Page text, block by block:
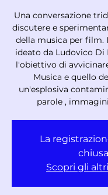
Una conversazione
discutere e
della musica per film.
ideato da Ludovico Di
l'obiettivo di
Musica e quello
un'esplosiva
parole ,
La
chiusa
Scopri gli